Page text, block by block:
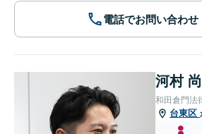
電話でお問い合わせ
河村 尚
和田倉門法
台東区